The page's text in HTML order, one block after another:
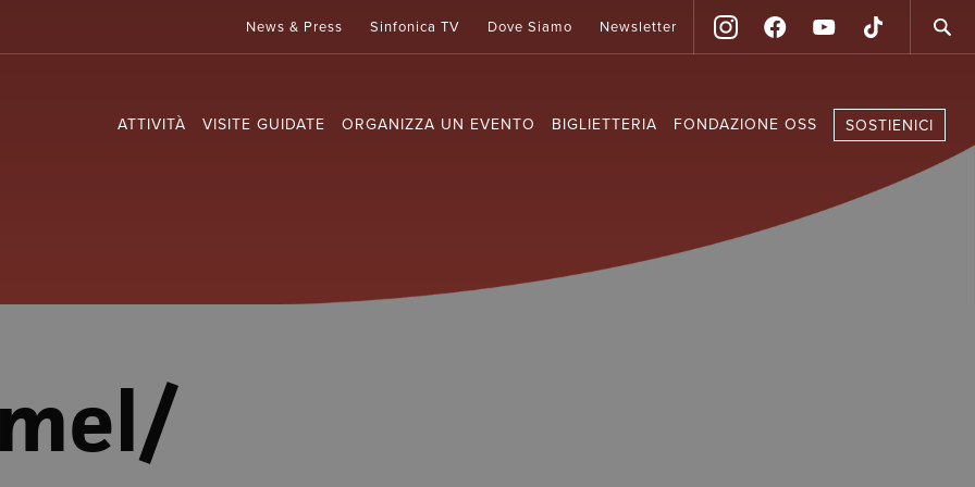
ATTIVITÀ VISITE GUIDATE ORGANIZZA UN EVENTO BIGLIETTERIA FONDAZIONE OSS SOSTIENICI
News & Press Sinfonica TV Dove Siamo Newsletter